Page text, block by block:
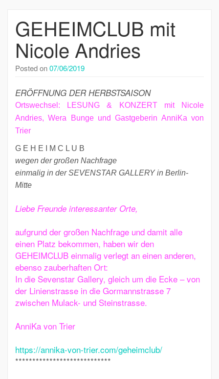
GEHEIMCLUB mit
Nicole Andries
Posted on07/06/2019
ERÖFFNUNG DER HERBSTSAISON
Ortswechsel: LESUNG & KONZERT mit Nicole
Andries, Wera Bunge und Gastgeberin AnniKa von
Trier
G E H E I M C L U B
wegen der großen Nachfrage
einmalig in derSEVENSTAR GALLERY in Berlin-
Mitte
Liebe Freunde interessanter Orte,
aufgrund der großen Nachfrage und damit alle
einen Platz bekommen, haben wir den
GEHEIMCLUB einmalig verlegt an einen anderen,
ebenso zauberhaften Ort:
In die Sevenstar Gallery, gleich um die Ecke – von
der Linienstrasse in die Gormannstrasse 7
zwischen Mulack- und Steinstrasse.
AnniKa von Trier
https://annika-von-trier.com/geheimclub/
****************************